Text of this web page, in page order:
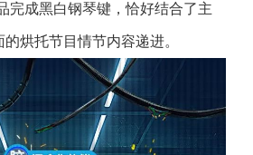
完成黑白钢琴键，恰好结合了主
烘托节目情节内容递进。